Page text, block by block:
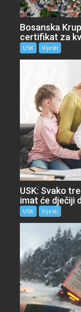
Bosanska
certifikat za
USK Vijesti
USK: Svako
imat će dječiji
USK Vijesti